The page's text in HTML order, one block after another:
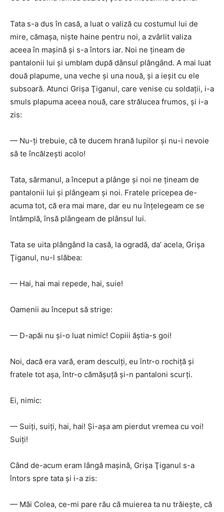
Tata s-a dus în casă, a luat o valiză cu costumul lui de
mire, cămaşa, nişte haine pentru noi, a zvârlit valiza
aceea în maşină şi s-a întors iar. Noi ne ţineam de
pantalonii lui şi umblam după dânsul plângând. A mai luat
două plapume, una veche şi una nouă, şi a ieşit cu ele
subsoară. Atunci Grişa Ţiganul, care venise cu soldaţii, i-a
smuls plapuma aceea nouă, care strălucea frumos, şi i-a
zis:
— Nu-ţi trebuie, că te ducem hrană lupilor şi nu-i nevoie
să te încălzeşti acolo!
Tata, sărmanul, a început a plânge şi noi ne ţineam de
pantalonii lui şi plângeam şi noi. Fratele pricepea de-
acuma tot, că era mai mare, dar eu nu înţelegeam ce se
întâmplă, însă plângeam de plânsul lui.
Tata se uita plângând la casă, la ogradă, da’ acela, Grişa
Ţiganul, nu-l slăbea:
— Hai, hai mai repede, hai, suie!
Oamenii au început să strige:
— D-apăi nu şi-o luat nimic! Copiii ăştia-s goi!
Noi, dacă era vară, eram desculţi, eu într-o rochiţă şi
fratele tot aşa, într-o cămăşuţă şi-n pantaloni scurţi.
Ei, nimic:
— Suiţi, suiţi, hai, hai! Şi-aşa am pierdut vremea cu voi!
Suiţi!
Când de-acum eram lângă maşină, Grişa Ţiganul s-a
întors spre tata şi i-a zis:
— Măi Colea, ce-mi pare rău că muierea ta nu trăieşte, că